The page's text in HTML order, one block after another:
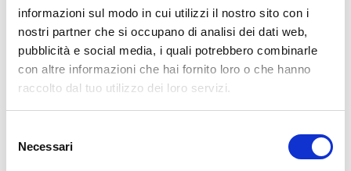
informazioni sul modo in cui utilizzi il nostro sito con i
nostri partner che si occupano di analisi dei dati web,
pubblicità e social media, i quali potrebbero combinarle
con altre informazioni che hai fornito loro o che hanno
raccolto dal tuo utilizzo dei loro servizi.
delNecessari
Presente sul mercato insieme al gemello più
sportivo SE, ilRoadtec 01è un pneumatico
Metzeler qualitativamente eccellente.
Offre un grip superlativo anche in condizioni
di bagnato con basse temperature, con
composto da una soluzione bimescola.
Gli intagli del pneumatico anteriore sono stati